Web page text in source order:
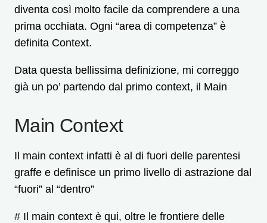
diventa così molto facile da comprendere a una
prima occhiata. Ogni “area di competenza” è
definita Context.
Data questa bellissima definizione, mi correggo
già un po’ partendo dal primo context, il Main
Main Context
Il main context infatti è al di fuori delle parentesi
graffe e definisce un primo livello di astrazione dal
“fuori” al “dentro”
# Il main context è qui, oltre le frontiere delle